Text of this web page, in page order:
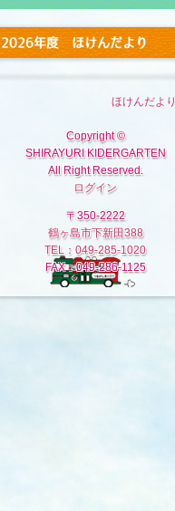
2026年度 ほけんだより
ほけんだより
Copyright ©
SHIRAYURI KIDERGARTEN
All Right Reserved.
ログイン
〒350-2222
鶴ヶ島市下新田388
TEL：049-285-1020
FAX：049-286-1125